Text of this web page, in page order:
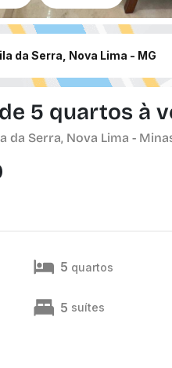
da Serra, Nova Lima - MG
5 quartos à
da Serra, Nova Lima -
5 quartos
5 suítes